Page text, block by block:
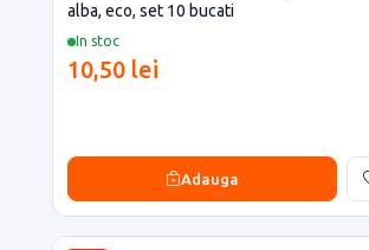
In stoc
alba, eco, set 10 bucati
10,50 lei
Adauga